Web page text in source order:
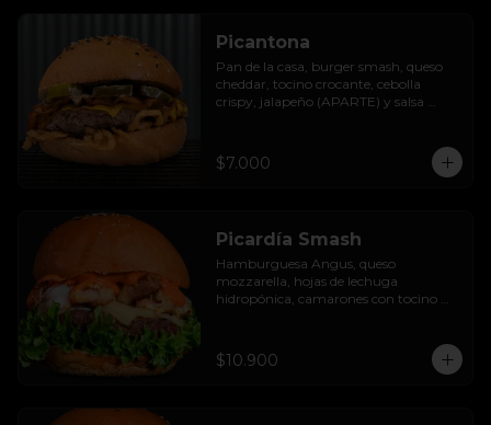
Picantona
Pan de la casa, burger smash, queso
cheddar, tocino crocante, cebolla
crispy, jalapeño (APARTE) y salsa
$7.000
Picardía Smash
Hamburguesa Angus, queso
mozzarella, hojas de lechuga
hidropónica, camarones con tocino
$10.900